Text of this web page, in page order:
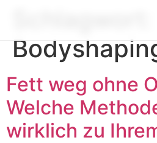
Fett weg ohne
Welche
wirklich zu